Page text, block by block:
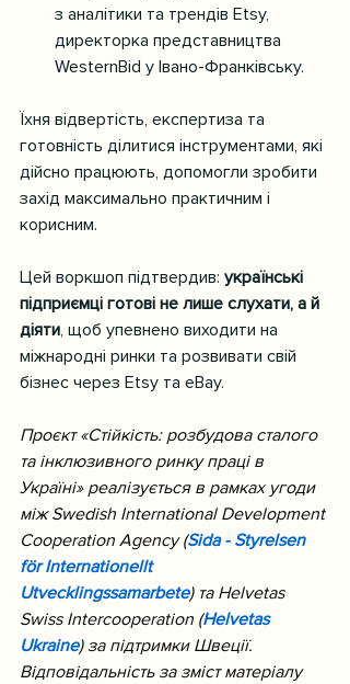
з аналітики та трендів Etsy,
директорка представництва
WesternBid у Івано-Франківську.
Їхня відвертість, експертиза та
готовність ділитися інструментами, які
дійсно працюють, допомогли зробити
захід максимально практичним і
корисним.
Цей воркшоп підтвердив: українські
підприємці готові не лише слухати, а й
діяти, щоб упевнено виходити на
міжнародні ринки та розвивати свій
бізнес через Etsy та eBay.
Проєкт «Стійкість: розбудова сталого
та інклюзивного ринку праці в
Україні» реалізується в рамках угоди
між Swedish International Development
Cooperation Agency (Sida - Styrelsen
för Internationellt
Utvecklingssamarbete) та Helvetas
Swiss Intercooperation (Helvetas
Ukraine) за підтримки Швеції.
Відповідальність за зміст матеріалу